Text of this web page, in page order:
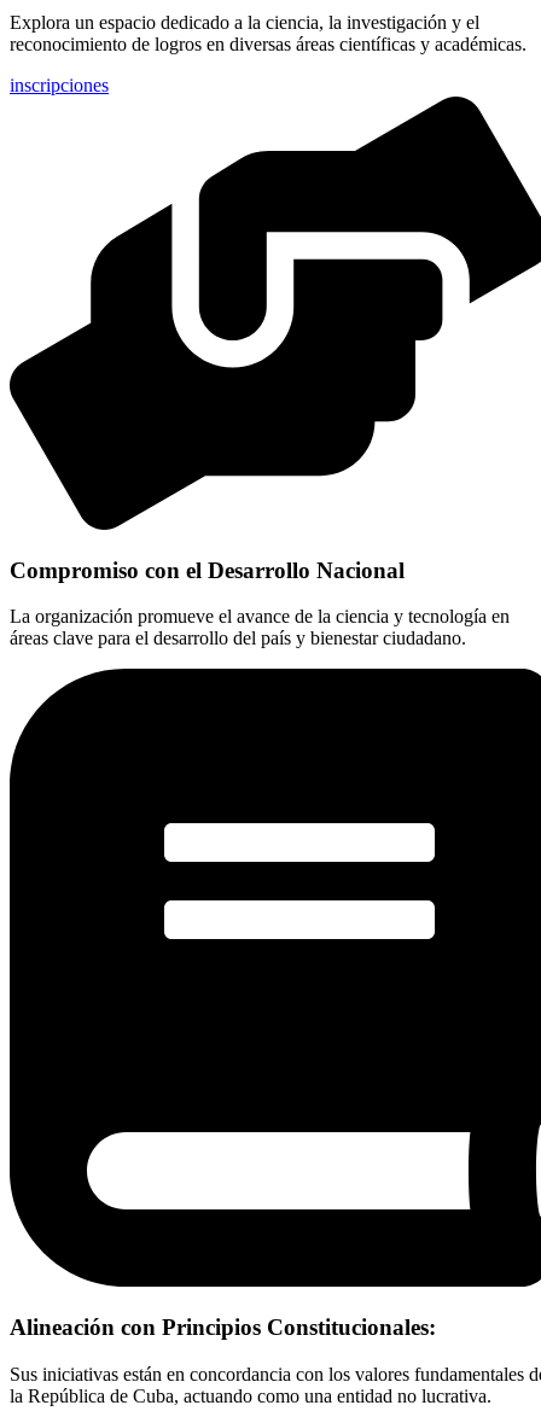
Explora un espacio dedicado a la ciencia, la investigación y el
reconocimiento de logros en diversas áreas científicas y académicas.
inscripciones
Compromiso con el Desarrollo Nacional
La organización promueve el avance de la ciencia y tecnología en
áreas clave para el desarrollo del país y bienestar ciudadano.
Alineación con Principios Constitucionales:
Sus iniciativas están en concordancia con los valores fundamentales
la República de Cuba, actuando como una entidad no lucrativa.